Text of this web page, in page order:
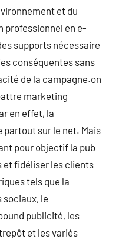
et du
professionnel en e-
supports nécessaire
conséquentes sans
de la campagne.on
marketing
en effet, la
sur le net. Mais
pour objectif la pub
et fidéliser les clients
tels que la
le
publicité, les
et les variés